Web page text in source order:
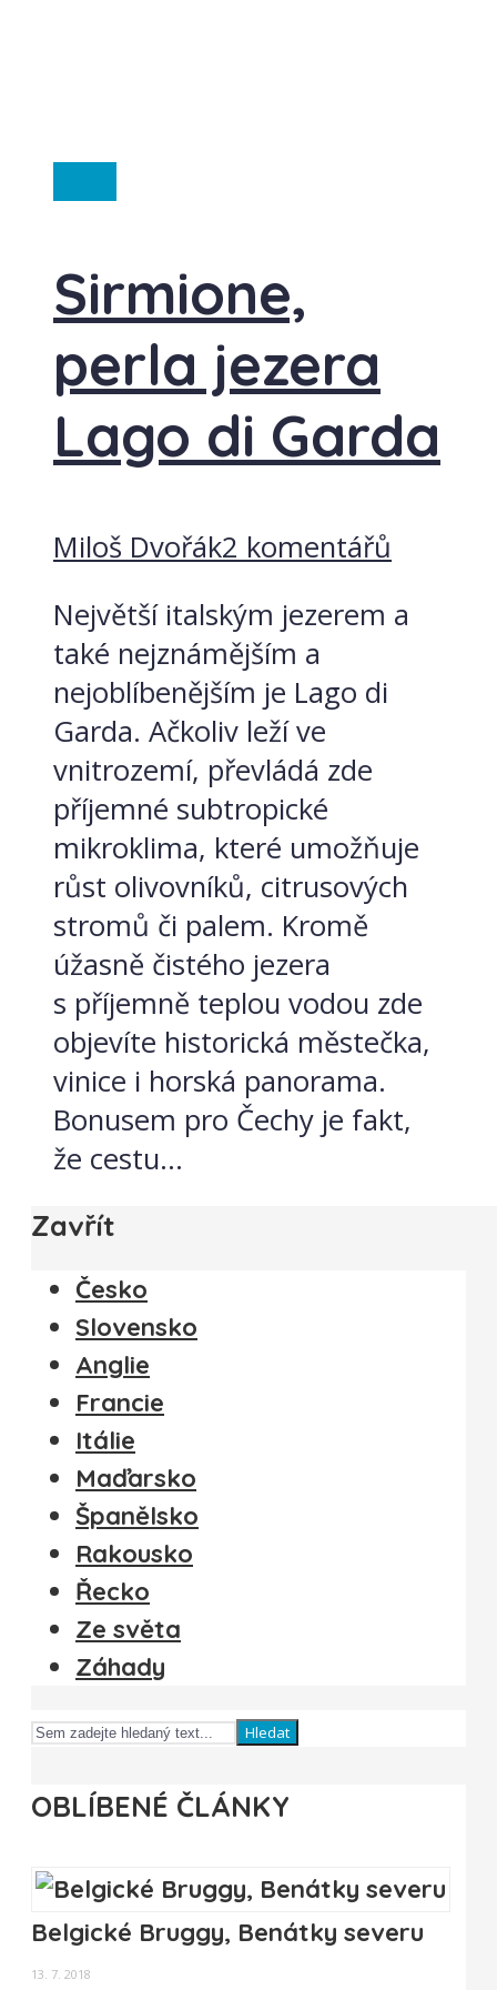
Sirmione,
perla jezera
Lago di Garda
Miloš Dvořák2 komentářů
Největší italským jezerem a
také nejznámějším a
nejoblíbenějším je Lago di
Garda. Ačkoliv leží ve
vnitrozemí, převládá zde
příjemné subtropické
mikroklima, které umožňuje
růst olivovníků, citrusových
stromů či palem. Kromě
úžasně čistého jezera
s příjemně teplou vodou zde
objevíte historická městečka,
vinice i horská panorama.
Bonusem pro Čechy je fakt,
že cestu...
Zavřít
Česko
Slovensko
Anglie
Francie
Itálie
Maďarsko
Španělsko
Rakousko
Řecko
Ze světa
Záhady
Hledat
OBLÍBENÉ ČLÁNKY
Belgické Bruggy, Benátky severu
13. 7. 2018